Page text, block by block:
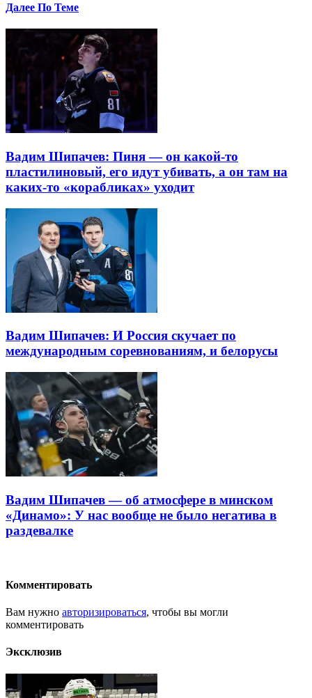
Далее По Теме
Вадим Шипачев: Пиня — он какой-то
пластилиновый, его идут убивать, а он там на
каких-то «корабликах» уходит
Вадим Шипачев: И Россия скучает по
международным соревнованиям, и белорусы
Вадим Шипачев — об атмосфере в минском
«Динамо»: У нас вообще не было негатива в
раздевалке
Комментировать
Вам нужно авторизироваться, чтобы вы могли
комментировать
Эксклюзив